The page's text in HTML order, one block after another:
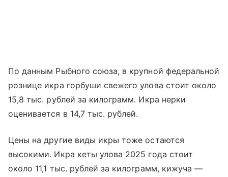
По данным Рыбного союза, в крупной федеральной
рознице икра горбуши свежего улова стоит около
15,8 тыс. рублей за килограмм. Икра нерки
оценивается в 14,7 тыс. рублей.
Цены на другие виды икры тоже остаются
высокими. Икра кеты улова 2025 года стоит
около 11,1 тыс. рублей за килограмм, кижуча —